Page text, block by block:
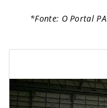
*Fonte: O Portal